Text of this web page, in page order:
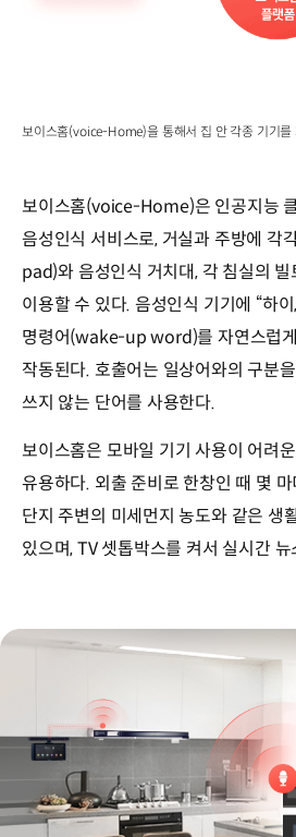
보이스홈(voice-Home)을 통해서 집 안 각종 기기를
보이스홈(voice-Home)은 인공지능
음성인식 서비스로, 거실과 주방에 각
pad)와 음성인식 거치대, 각 침실의 빌
이용할 수 있다. 음성인식 기기에 “하
명령어(wake-up word)를 자연스럽게
작동된다. 호출어는 일상어와의 구분
쓰지 않는 단어를 사용한다.
보이스홈은 모바일 기기 사용이 어려
유용하다. 외출 준비로 한창인 때 몇
단지 주변의 미세먼지 농도와 같은 생
있으며, TV 셋톱박스를 켜서 실시간